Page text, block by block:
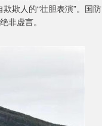
欺人的“壮胆表演”。国防
非虚言。